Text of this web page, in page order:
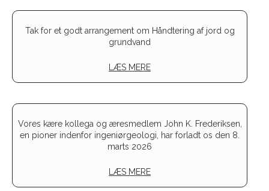
Tak for et godt arrangement om Håndtering af jord og
grundvand
LÆS MERE
Vores kære kollega og æresmedlem John K. Frederiksen,
en pioner indenfor ingeniørgeologi, har forladt os den 8.
marts 2026
LÆS MERE